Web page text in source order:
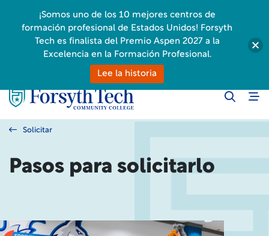
Solicitar
Pasos para solicitarlo
¡Somos uno de los 10 mejores centros de
formación profesional de Estados Unidos! Forsyth
Tech es finalista del Premio Aspen 2027 a la
Excelencia en la Formación Profesional.
Lee la historia